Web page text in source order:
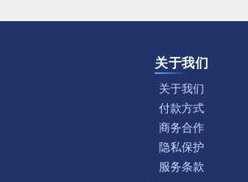
关于我们
关于我们
付款方式
商务合作
隐私保护
服务条款